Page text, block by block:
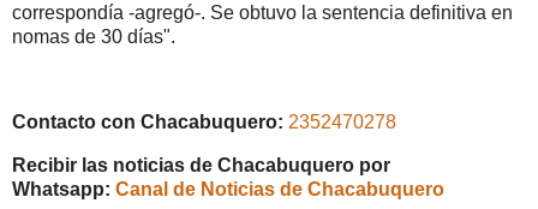
correspondía -agregó-. Se obtuvo la sentencia definitiva en
nomas de 30 días".
Contacto con Chacabuquero: 2352470278
Recibir las noticias de Chacabuquero por
Whatsapp: Canal de Noticias de Chacabuquero